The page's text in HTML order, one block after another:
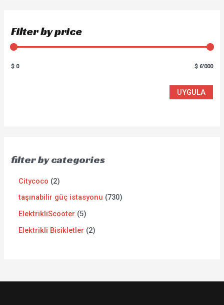
Filter by price
$ 0 $ 6'000
UYGULA
filter by categories
Citycoco
2
taşınabilir güç istasyonu
730
ElektrikliScooter
5
Elektrikli Bisikletler
2